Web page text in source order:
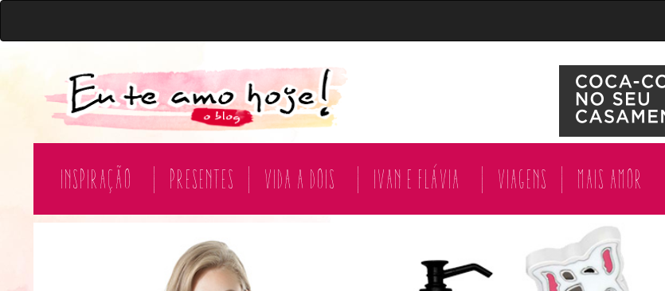
Inspiração | Presentes | Vida a Dois | Ivan e Flávia | Viagens | Mais amor